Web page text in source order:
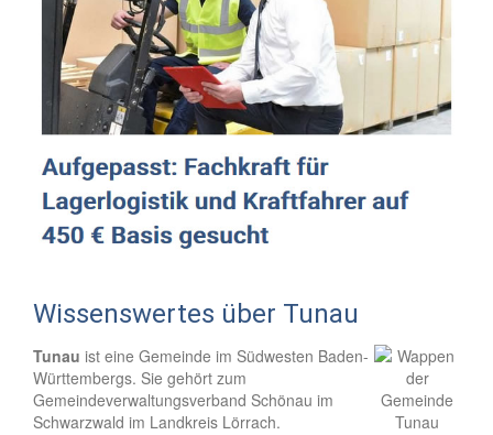
Wissenswertes über Tunau
Tunau ist eine Gemeinde im Südwesten Baden-
Württembergs. Sie gehört zum
Gemeindeverwaltungsverband Schönau im
Schwarzwald im Landkreis Lörrach.